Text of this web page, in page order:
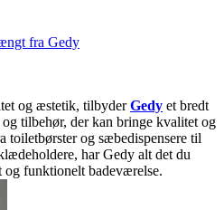
fra Gedy
og æstetik, tilbyderGedy et bredt
tilbehør, der kan bringe kvalitet og
toiletbørster og sæbedispensere til
har Gedy alt det du
og funktionelt badeværelse.